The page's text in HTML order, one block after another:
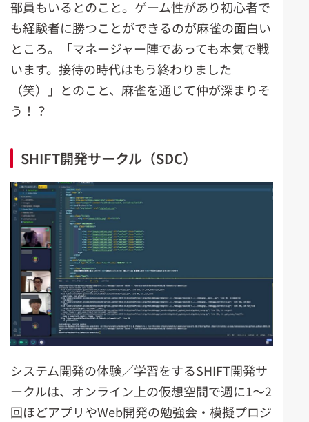
部員もいるとのこと。ゲーム性があり初心者で
も経験者に勝つことができるのが麻雀の面白い
ところ。「マネージャー陣であっても本気で戦
います。接待の時代はもう終わりました
（笑）」とのこと、麻雀を通じて仲が深まりそ
う！？
SHIFT開発サークル（SDC）
システム開発の体験／学習をするSHIFT開発サ
ークルは、オンライン上の仮想空間で週に1～2
回ほどアプリやWeb開発の勉強会・模擬プロジ